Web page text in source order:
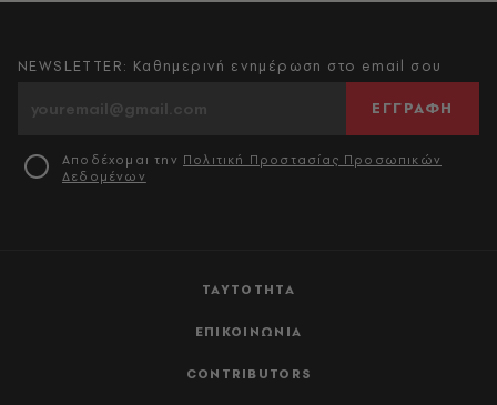
ΤΑΥΤΟΤΗΤΑ
ΕΠΙΚΟΙΝΩΝΙΑ
CONTRIBUTORS
NEWSLETTER: Καθημερινή ενημέρωση στο email σου
ΕΓΓΡΑΦΗ
Αποδέχομαι την Πολιτική Προστασίας Προσωπικών
Δεδομένων